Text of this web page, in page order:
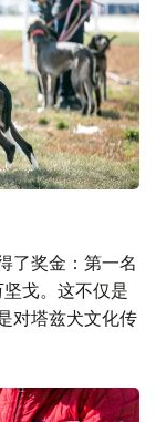
了奖金：第一名
戈。这不仅是
对塔兹犬文化传